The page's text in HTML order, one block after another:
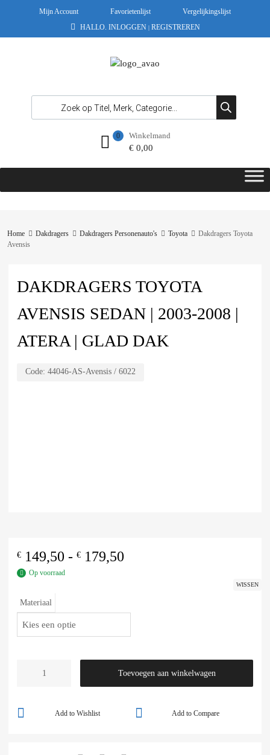
Mijn Account Favorietenlijst
Vergelijkingslijst
HALLO. INLOGGEN | REGISTREREN
Winkelmand
€0,00
0
Home Dakdragers Dakdragers Personenauto's Toyota
Dakdragers Toyota
Avensis
DAKDRAGERS TOYOTA
AVENSIS SEDAN | 2003-2008 |
ATERA | GLAD DAK
Code: 44046-AS-Avensis / 6022
€ 149,50 - € 179,50
Op voorraad
Materiaal
WISSEN
Toevoegen aan winkelwagen
Add to Compare
Add to Wishlist